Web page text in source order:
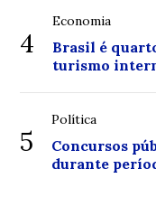
4
Economia
Brasil é
turismo
5
Política
Concursos
durante